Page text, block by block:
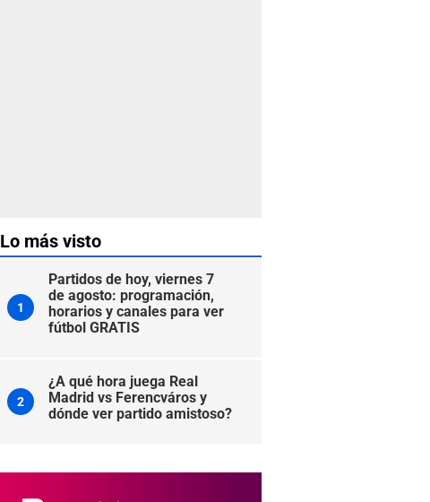
Lo más visto
1
Partidos de hoy, viernes 7
de agosto: programación,
horarios y canales para ver
fútbol GRATIS
2
¿A qué hora juega Real
Madrid vs Ferencváros y
dónde ver partido amistoso?